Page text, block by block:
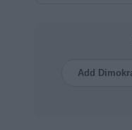
Add